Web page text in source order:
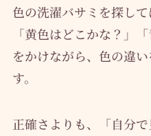
色の洗濯バサミを探して
「黄色はどこかな？」
をかけながら、色の違
す。
正確さよりも、「自分